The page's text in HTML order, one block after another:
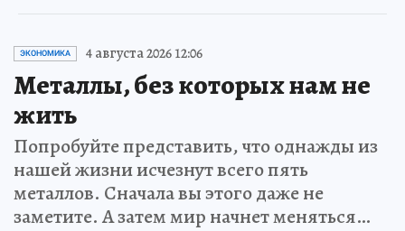
ЭКОНОМИКА 4 августа 2026 12:06
Металлы, без которых нам не
жить
Попробуйте представить, что однажды из
нашей жизни исчезнут всего пять
металлов. Сначала вы этого даже не
заметите. А затем мир начнет меняться…